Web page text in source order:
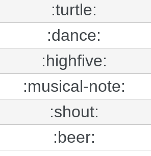
:turtle:
:dance:
:highfive:
:musical-note:
:shout:
:beer: